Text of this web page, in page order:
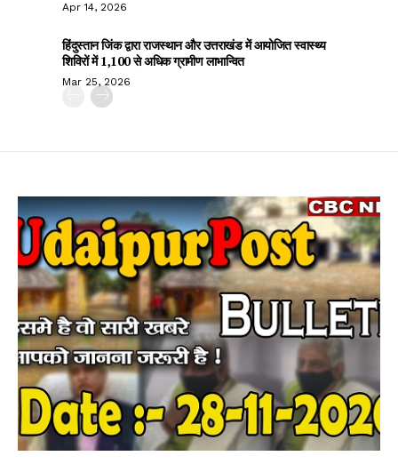
Apr 14, 2026
हिंदुस्तान जिंक द्वारा राजस्थान और उत्तराखंड में आयोजित स्वास्थ्य
शिविरों में 1,100 से अधिक ग्रामीण लाभान्वित
Mar 25, 2026